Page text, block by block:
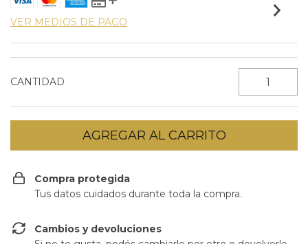
VER MEDIOS DE PAGO
CANTIDAD
Compra protegida
Tus datos cuidados durante toda la compra.
Cambios y devoluciones